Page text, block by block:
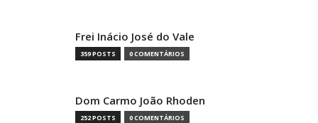
Frei Inácio José do Vale
359 POSTS 0 COMENTÁRIOS
Dom Carmo João Rhoden
252 POSTS 0 COMENTÁRIOS